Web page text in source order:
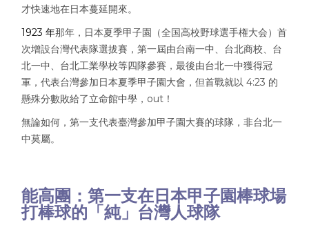
才快速地在日本蔓延開來。
1923 年那年，日本夏季甲子園（全国高校野球選手権大会）首
次增設台灣代表隊選拔賽，第一屆由台南一中、台北商校、台
北一中、台北工業學校等四隊參賽，最後由台北一中獲得冠
軍，代表台灣參加日本夏季甲子園大會，但首戰就以 4:23 的
懸殊分數敗給了立命館中學，out！
無論如何，第一支代表臺灣參加甲子園大賽的球隊，非台北一
中莫屬。
能高團：第一支在日本甲子園棒球場
打棒球的「純」台灣人球隊